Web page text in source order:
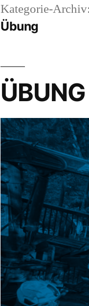
Kategorie-Archiv:
Übung